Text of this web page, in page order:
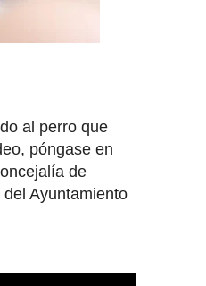
al perro que
póngase en
de
Ayuntamiento